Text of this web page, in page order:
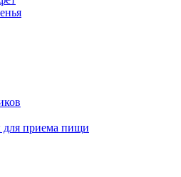
для приема пищи